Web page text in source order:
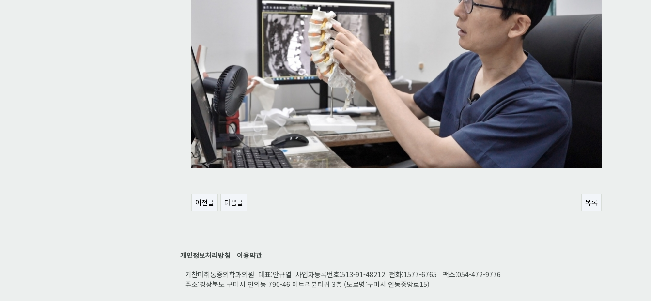
이전글 다음글 목록
개인정보처리방침
이용약관
기찬마취통증의학과의원 대표:안규열 사업자등록번호:513-91-48212 전화:1577-6765 팩스:054-472-9776
주소:경상북도 구미시 인의동 790-46 이트리뷴타워 3층 (도로명:구미시 인동중앙로15)